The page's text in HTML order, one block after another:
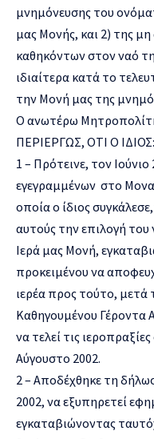
μνημόνευσης του
μας Μονής, και 2) της
καθηκόντων στον ναό
ιδιαίτερα κατά το
την Μονή μας της
Ο ανωτέρω
ΠΕΡΙΕΡΓΩΣ, ΟΤΙ Ο ΙΔΙΟΣ:
1 – Πρότεινε, τον
εγεγραμμένων στο
οποία ο ίδιος
αυτούς την επιλογή
Ιερά μας Μονή,
προκειμένου να
ιερέα προς τούτο, μετά
Καθηγουμένου Γέροντα
να τελεί τις
Αύγουστο 2002.
2 – Αποδέχθηκε τη
2002, να εξυπηρετεί
εγκαταβιώνοντας